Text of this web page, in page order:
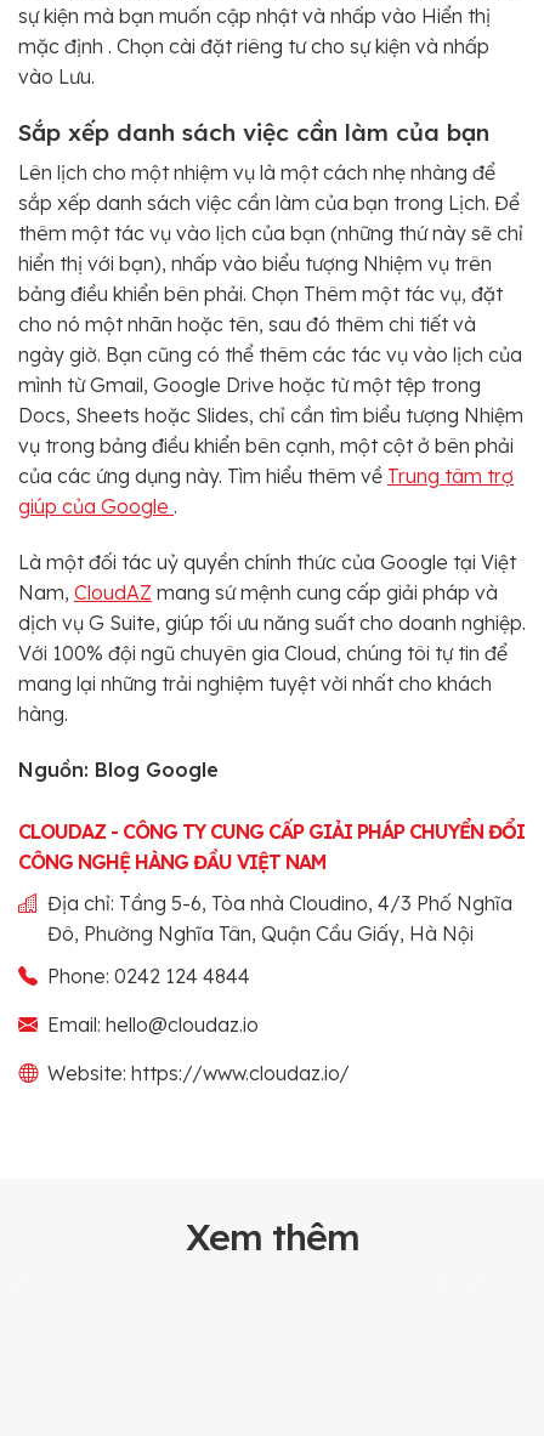
sự kiện mà bạn muốn cập nhật và nhấp vào Hiển thị
mặc định . Chọn cài đặt riêng tư cho sự kiện và nhấp
vào Lưu.
Sắp xếp danh sách việc cần làm của bạn
Lên lịch cho một nhiệm vụ là một cách nhẹ nhàng để
sắp xếp danh sách việc cần làm của bạn trong Lịch. Để
thêm một tác vụ vào lịch của bạn (những thứ này sẽ chỉ
hiển thị với bạn), nhấp vào biểu tượng Nhiệm vụ trên
bảng điều khiển bên phải. Chọn Thêm một tác vụ, đặt
cho nó một nhãn hoặc tên, sau đó thêm chi tiết và
ngày giờ. Bạn cũng có thể thêm các tác vụ vào lịch của
mình từ Gmail, Google Drive hoặc từ một tệp trong
Docs, Sheets hoặc Slides, chỉ cần tìm biểu tượng Nhiệm
vụ trong bảng điều khiển bên cạnh, một cột ở bên phải
của các ứng dụng này. Tìm hiểu thêm về Trung tâm trợ
giúp của Google .
Là một đối tác uỷ quyền chính thức của Google tại Việt
Nam, CloudAZ mang sứ mệnh cung cấp giải pháp và
dịch vụ G Suite, giúp tối ưu năng suất cho doanh nghiệp.
Với 100% đội ngũ chuyên gia Cloud, chúng tôi tự tin để
mang lại những trải nghiệm tuyệt vời nhất cho khách
hàng.
Nguồn: Blog Google
CLOUDAZ - CÔNG TY CUNG CẤP GIẢI PHÁP CHUYỂN ĐỔI
CÔNG NGHỆ HÀNG ĐẦU VIỆT NAM
Địa chỉ: Tầng 5-6, Tòa nhà Cloudino, 4/3 Phố Nghĩa
Đô, Phường Nghĩa Tân, Quận Cầu Giấy, Hà Nội
Phone: 0242 124 4844
Email: hello@cloudaz.io
Website: https://www.cloudaz.io/
Xem thêm